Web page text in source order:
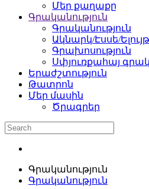
Մեր քաղաքը
Գրականություն
Գրականություն
Ակնարկ/Էսսե/Ելույթ
Գրախոսություն
Սփյուռքահայ
Երաժշտություն
Թատրոն
Մեր մասին
Ծրագրեր
Գրականություն
Գրականություն